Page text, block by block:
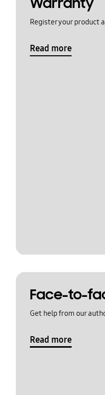
Register your product
Read more
Face-to-
Get help from our
Read more